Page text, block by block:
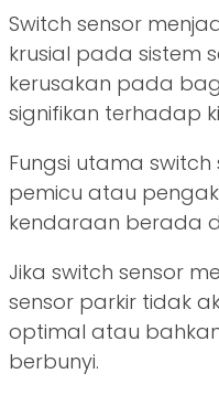
Switch sensor
krusial pada sistem
kerusakan pada
signifikan terhadap
Fungsi utama
pemicu atau
kendaraan berada
Jika switch sensor
sensor parkir tidak
optimal atau
berbunyi.